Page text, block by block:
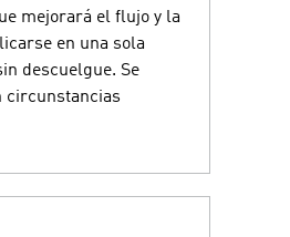
mejorará el flujo y la
en una sola
descuelgue. Se
circunstancias